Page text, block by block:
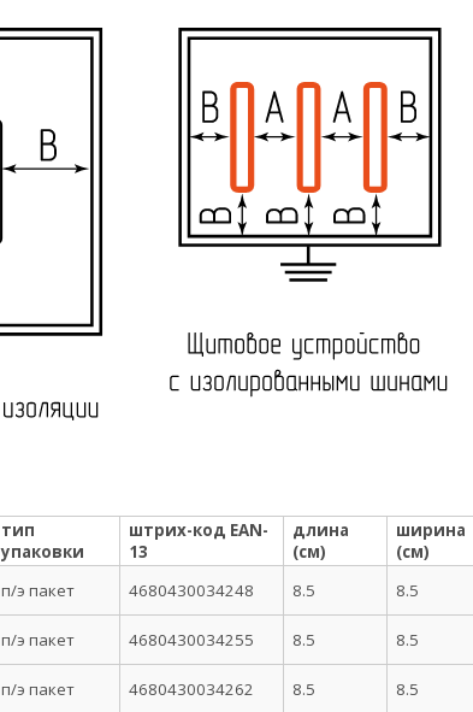
тип
упаковки
штрих-код EAN-
13
длина
(см)
ширина
(см)
п/э пакет 4680430034248 8.5 8.5
п/э пакет 4680430034255 8.5 8.5
п/э пакет 4680430034262 8.5 8.5